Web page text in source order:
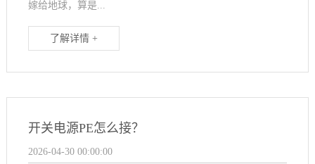
嫁给地球，算是...
了解详情 +
开关电源PE怎么接？
2026-04-30 00:00:00